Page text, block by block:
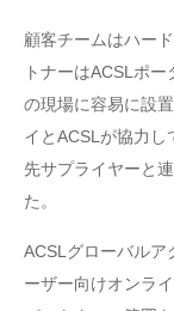
顧客チームはハー
トナーはACSLポ
の現場に容易に設
イとACSLが協力
先サプライヤーと
た。
ACSLグローバルア
ーザー向けオンラ